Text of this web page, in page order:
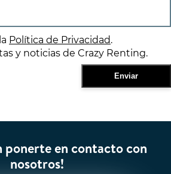
Política de Privacidad.
y noticias de Crazy Renting.
ponerte en contacto con
nosotros!